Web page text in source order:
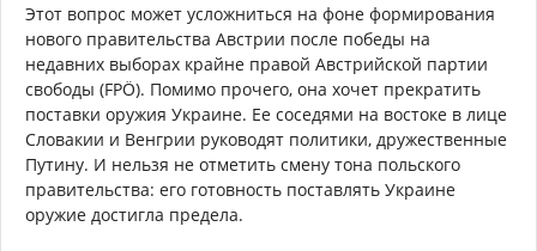
Этот вопрос может усложниться на фоне формирования
нового правительства Австрии после победы на
недавних выборах крайне правой Австрийской партии
свободы (FPÖ). Помимо прочего, она хочет прекратить
поставки оружия Украине. Ее соседями на востоке в лице
Словакии и Венгрии руководят политики, дружественные
Путину. И нельзя не отметить смену тона польского
правительства: его готовность поставлять Украине
оружие достигла предела.